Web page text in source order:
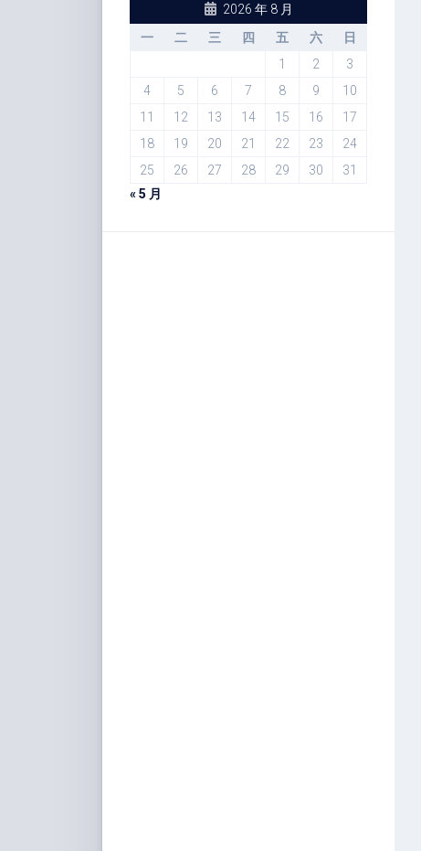
2026 年 8 月
一
二 三 四 五 六
日
1
2
3
4
5 6 7 8 9
10
11
12 13 14 15 16
17
18
19 20 21 22 23
24
25
26 27 28 29 30
31
« 5 月